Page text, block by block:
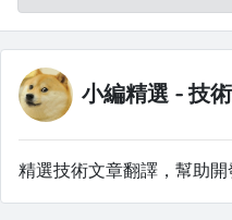
小編精選 - 技
精選技術文章翻譯，幫助開